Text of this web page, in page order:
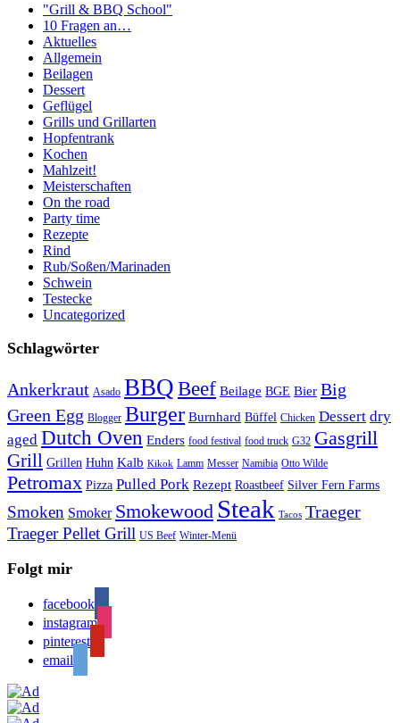
"Grill & BBQ School"
10 Fragen an…
Aktuelles
Allgemein
Beilagen
Dessert
Geflügel
Grills und Grillarten
Hopfentrank
Kochen
Mahlzeit!
Meisterschaften
On the road
Party time
Rezepte
Rind
Rub/Soßen/Marinaden
Schwein
Testecke
Uncategorized
Schlagwörter
Ankerkraut Asado BBQBeef Beilage BGE Bier Big
Green Egg Blogger Burger Burnhard Büffel Chicken Dessert dry
aged Dutch Oven Enders food festival food truck G32 Gasgrill
Grill Grillen Huhn Kalb Kikok Lamm Messer Namibia Otto Wilde
Petromax Pizza Pulled Pork Rezept Roastbeef Silver Fern Farms
Smoken Smoker Smokewood Steak Tacos Traeger
Traeger Pellet Grill US Beef Winter-Menü
Folgt mir
facebook
instagram
pinterest
email